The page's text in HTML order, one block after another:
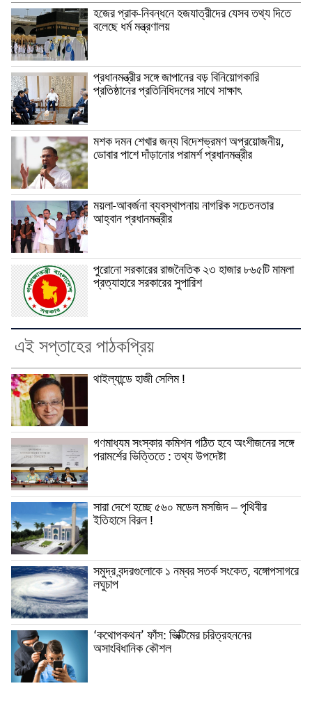
হজের প্রাক-নিবন্ধনে হজযাত্রীদের যেসব তথ্য দিতে
বলেছে ধর্ম মন্ত্রণালয়
প্রধানমন্ত্রীর সঙ্গে জাপানের বড় বিনিয়োগকারি
প্রতিষ্ঠানের প্রতিনিধিদলের সাথে সাক্ষাৎ
মশক দমন শেখার জন্য বিদেশভ্রমণ অপ্রয়োজনীয়,
ডোবার পাশে দাঁড়ানোর পরামর্শ প্রধানমন্ত্রীর
ময়লা-আবর্জনা ব্যবস্থাপনায় নাগরিক সচেতনতার
আহ্বান প্রধানমন্ত্রীর
পুরোনো সরকারের রাজনৈতিক ২৩ হাজার ৮৬৫টি মামলা
প্রত্যাহারে সরকারের সুপারিশ
এই সপ্তাহের পাঠকপ্রিয়
থাইল্যান্ডে হাজী সেলিম !
গণমাধ্যম সংস্কার কমিশন গঠিত হবে অংশীজনের সঙ্গে
পরামর্শের ভিত্তিতে : তথ্য উপদেষ্টা
সারা দেশে হচ্ছে ৫৬০ মডেল মসজিদ – পৃথিবীর
ইতিহাসে বিরল !
সমুদ্র বন্দরগুলোকে ১ নম্বর সতর্ক সংকেত, বঙ্গোপসাগরে
লঘুচাপ
‘কথোপকথন’ ফাঁস: ভিক্টিমের চরিত্রহননের
অসাংবিধানিক কৌশল